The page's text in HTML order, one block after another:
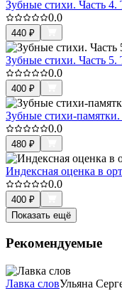
Зубные стихи. Часть 4.
0.0
440 ₽
Зубные стихи. Часть 5.
0.0
400 ₽
Зубные стихи-
0.0
480 ₽
Индексная оценка в
0.0
400 ₽
Показать ещё
Рекомендуемые
Лавка словУльяна